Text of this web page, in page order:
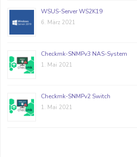
WSUS-Server WS2K19
6. März 2021
Checkmk-SNMPv3 NAS-System
1. Mai 2021
Checkmk-SNMPv2 Switch
1. Mai 2021